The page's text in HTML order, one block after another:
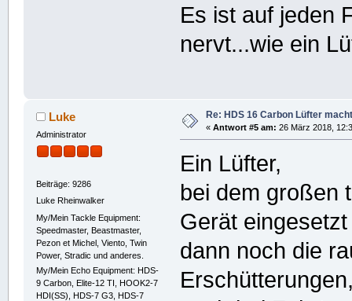
Es ist auf jeden
nervt...wie ein
Luke
Administrator
Beiträge: 9286
Luke Rheinwalker
My/Mein Tackle Equipment:
Speedmaster, Beastmaster,
Pezon et Michel, Viento, Twin
Power, Stradic und anderes.
My/Mein Echo Equipment: HDS-
9 Carbon, Elite-12 TI, HOOK2-7
HDI(SS), HDS-7 G3, HDS-7
Re: HDS 16 Carbon Lüfter
« Antwort #5 am: 26 März 2018,
Ein Lüfter,
bei dem großen
Gerät
dann noch die